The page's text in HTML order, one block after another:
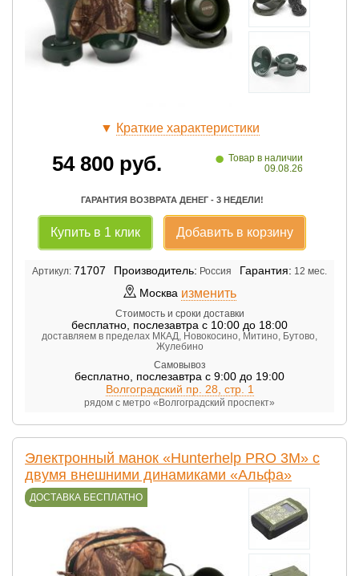
▼ Краткие характеристики
54 800руб. • Товар в наличии
09.08.26
ГАРАНТИЯ ВОЗВРАТА ДЕНЕГ - 3 НЕДЕЛИ!
Купить в 1 клик Добавить в корзину
Артикул: 71707 Производитель: Россия Гарантия: 12 мес.
Москва изменить
Стоимость и сроки доставки
бесплатно послезавтра с 10:00 до 18:00
доставляем в пределах МКАД, Новокосино, Митино, Бутово,
Жулебино
Самовывоз
бесплатно послезавтра с 9:00 до 19:00
Волгоградский пр. 28, стр. 1
рядом с метро «Волгоградский проспект»
Электронный манок «Hunterhelp PRO 3M» с
двумя внешними динамиками «Альфа»
ДОСТАВКА БЕСПЛАТНО